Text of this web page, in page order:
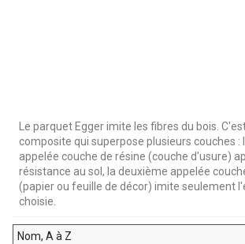
Le parquet Egger imite les fibres du bois.
composite qui superpose plusieurs couches :
appelée couche de résine (couche d'usure)
résistance au sol, la deuxième appelée
(papier ou feuille de décor) imite seulement
choisie.
Nom, A à Z